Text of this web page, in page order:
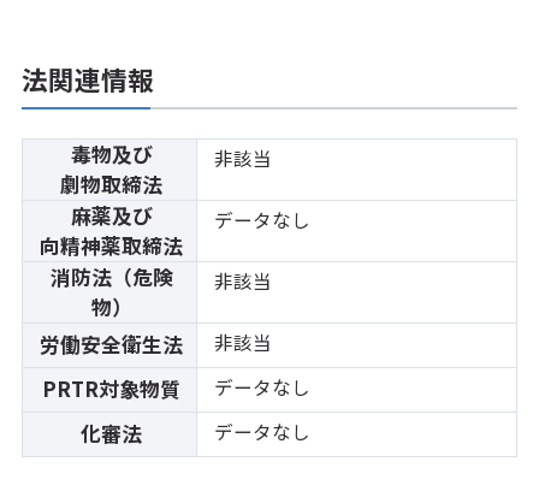
法関連情報
毒物及び
劇物取締法
非該当
麻薬及び
向精神薬取締法
データなし
消防法（危険
物）
非該当
労働安全衛生法 非該当
PRTR対象物質 データなし
化審法 データなし